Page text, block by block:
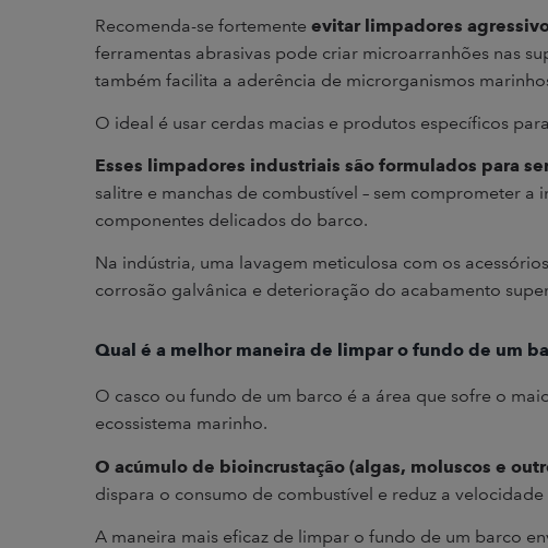
Recomenda-se fortemente evitar limpadores
ferramentas abrasivas pode criar microarranhões nas
também facilita a aderência de microrganismos
O ideal é usar cerdas macias e produtos específicos
Esses limpadores industriais são formulados para
salitre e manchas de combustível – sem comprometer
componentes delicados do barco.
Na indústria, uma lavagem meticulosa com os
corrosão galvânica e deterioração do acabamento
Qual é a melhor maneira de limpar o fundo de um
O casco ou fundo de um barco é a área que sofre o
ecossistema marinho.
O acúmulo de bioincrustação (algas, moluscos e
dispara o consumo de combustível e reduz a
A maneira mais eficaz de limpar o fundo de um barco